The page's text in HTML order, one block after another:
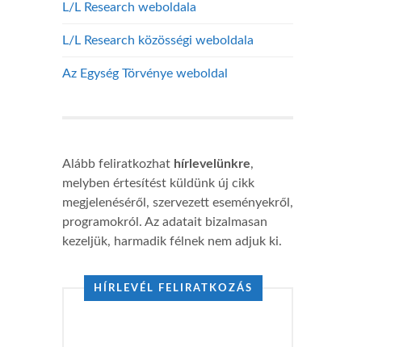
L/L Research weboldala
L/L Research közösségi weboldala
Az Egység Törvénye weboldal
Alább feliratkozhat hírlevelünkre,
melyben értesítést küldünk új cikk
megjelenéséről, szervezett eseményekről,
programokról. Az adatait bizalmasan
kezeljük, harmadik félnek nem adjuk ki.
HÍRLEVÉL FELIRATKOZÁS